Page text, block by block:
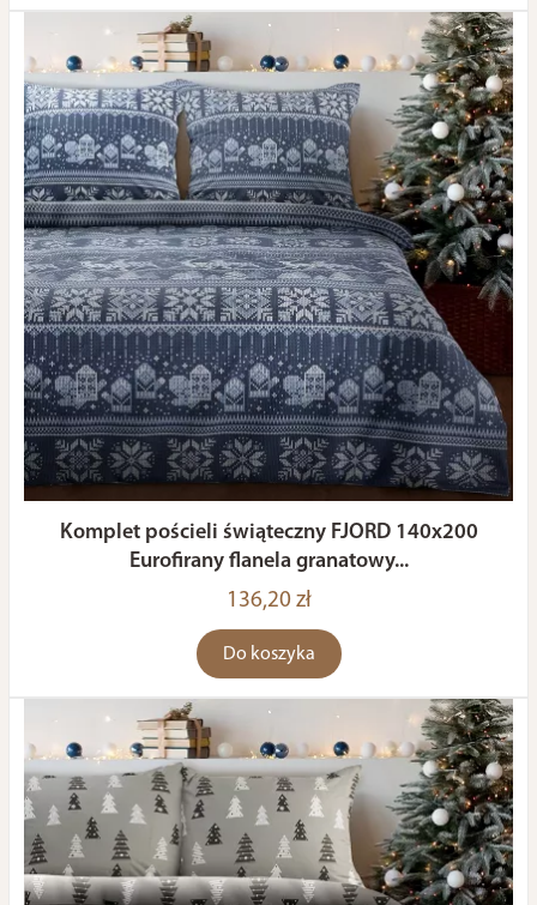
Komplet pościeli świąteczny FJORD 140x200
Eurofirany flanela granatowy...
136,20 zł
Do koszyka